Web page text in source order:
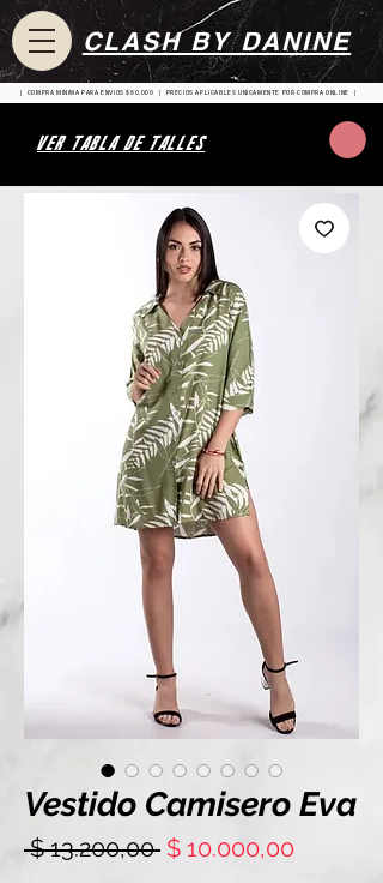
| COMPRA MINIMA PARA ENVIOS $80.000 | PRECIOS APLICABLES UNICAMENTE POR COMPRA ONLINE |
CLASH BY DANINE
VER TABLA DE TALLES
Vestido Camisero Eva
$ 13.200,00 Precio
$ 10.000,00